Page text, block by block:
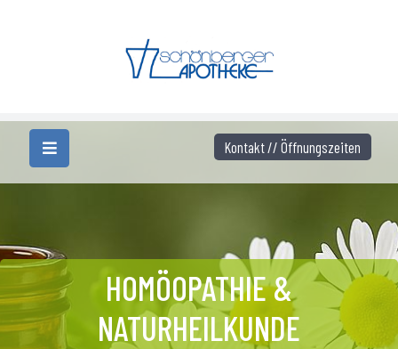
HOMÖOPATHIE &
NATURHEILKUNDE
Kontakt // Öffnungszeiten